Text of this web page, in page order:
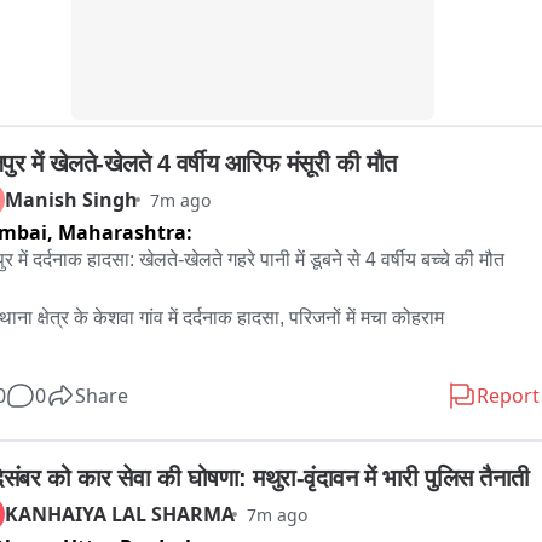
में खेलते-खेलते 4 वर्षीय आरिफ मंसूरी की मौत
Manish Singh 7m ago
Maharashtra:
में दर्दनाक हादसा: खेलते-खेलते गहरे पानी में डूबने से 4 वर्षीय बच्चे की मौत
थाना क्षेत्र के केशवा गांव में दर्दनाक हादसा, परिजनों में मचा कोहराम
ही दूरी पर खेल रहे चार वर्षीय आरिफ मंसूरी की गहरे पानी में डूबने से मौत हो
पीरो के रूप में हुई है।
के अनुसार, आरिफ घर के पास एक गड्ढे के समीप अन्य बच्चों के साथ खेल
इसी दौरान खेलते-खेलते वह गहरे पानी की ओर चला गया और पानी में डूब
0 Share Report
को कार सेवा की घोषणा: मथुरा-वृंदावन में भारी पुलिस तैनाती
KANHAIYA LAL SHARMA 7m ago